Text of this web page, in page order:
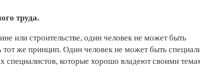
труда.
или строительстве, один человек не может быть
же принцип. Один человек не может быть
специалистов, которые хорошо владеют своими